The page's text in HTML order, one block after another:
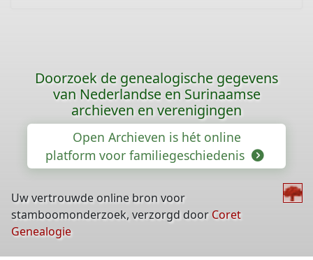
Doorzoek de genealogische gegevens
van Nederlandse en Surinaamse
archieven en verenigingen
Open Archieven is hét online
platform voor familiegeschiedenis
Uw vertrouwde online bron voor
stamboomonderzoek, verzorgd door Coret
Genealogie